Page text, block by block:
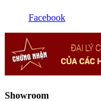
Facebook
Showroom